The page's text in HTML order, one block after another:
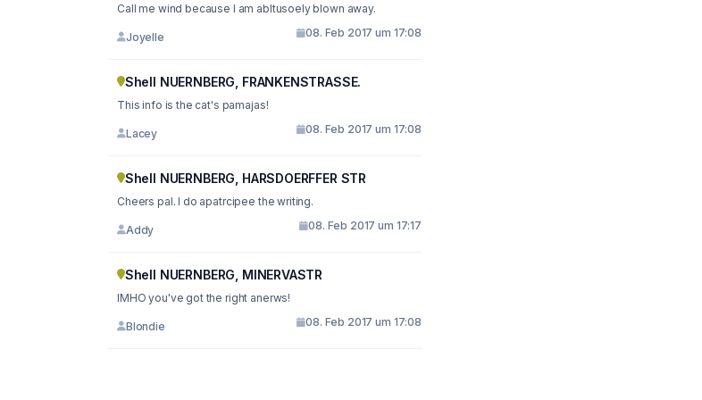
Call me wind because I am abltusoely blown away.
Joyelle 08. Feb 2017 um 17:08
Shell NUERNBERG, FRANKENSTRASSE.
This info is the cat's pamajas!
Lacey 08. Feb 2017 um 17:08
Shell NUERNBERG, HARSDOERFFER STR
Cheers pal. I do apatrcipee the writing.
Addy 08. Feb 2017 um 17:17
Shell NUERNBERG, MINERVASTR
IMHO you've got the right anerws!
Blondie 08. Feb 2017 um 17:08